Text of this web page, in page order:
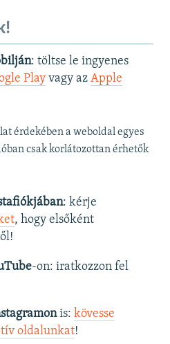
: töltse le ingyenes
Playvagy az Apple
érdekében a weboldal egyes
csak korlátozottan érhetők
: kérje
, hogy elsőként
-on: iratkozzon fel
is: kövesse
oldalunkat! ​